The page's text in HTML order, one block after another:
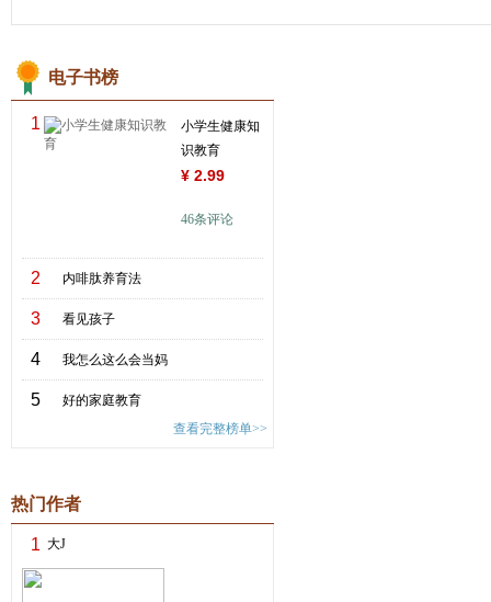
电子书榜
1
小学生健康知
识教育
¥ 2.99
46条评论
2 内啡肽养育法
3 看见孩子
4 我怎么这么会当妈
5
好的家庭教育
查看完整榜单>>
热门作者
1 大J